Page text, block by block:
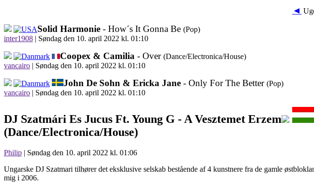
◄
Solid Harmonie - How´s It Gonna Be (Pop)
inter1908 | Søndag den 10. april 2022 kl. 01:10
Coopex & Camilia - Over (Dance/Electronica/House)
vancairo | Søndag den 10. april 2022 kl. 01:10
John De Sohn & Ericka Jane - Only For The Better (Pop)
vancairo | Søndag den 10. april 2022 kl. 01:10
DJ Szatmári Es Jucus Ft. Young G - A Vesztemet Erzem
(Dance/Electronica/House)
Philip | Søndag den 10. april 2022 kl. 01:06
Ungarske DJ Szatmari tilhører det eksklusive selskab bestående af 4 kunstnere fra de gamle
mig i 2006.